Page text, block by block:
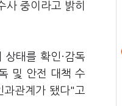
사 중이라고 밝히
태를 확인·감독
및 안전 대책 수
과관계가 됐다"고